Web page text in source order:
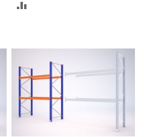
POROVNÁNÍ